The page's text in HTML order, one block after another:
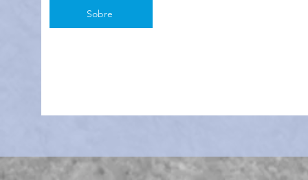
Sobre